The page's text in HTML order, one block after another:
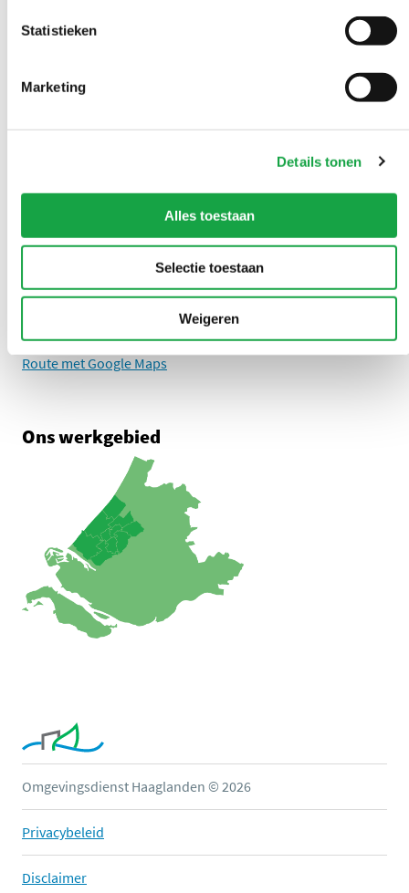
Statistieken
Marketing
Details tonen
Alles toestaan
Selectie toestaan
Weigeren
Volg ons
LinkedIn Omgevingsdienst Haaglanden (opent in een nieuw
Instagram Omgevingsdienst Haaglanden (opent in
X Omgevingsdienst Haaglanden (opent in
Facebook Omgevingsdienst
Zuid-Hollandplein 1
Route met Google Maps
Ons werkgebied
Omgevingsdienst Haaglanden © 2026
Privacybeleid
Disclaimer